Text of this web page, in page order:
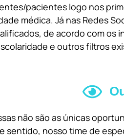
pacientes logo nos
médica. Já nas Redes
de acordo com os
e outros filtros
não são as únicas
sentido, nosso time de